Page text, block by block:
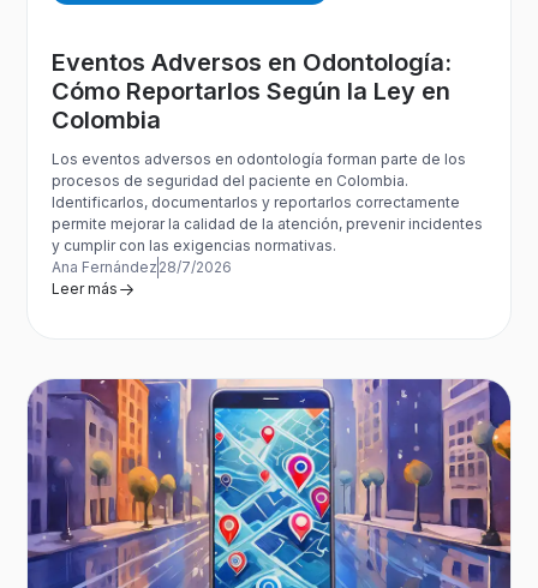
Eventos Adversos en Odontología:
Cómo Reportarlos Según la Ley en
Colombia
Los eventos adversos en odontología forman parte de los
procesos de seguridad del paciente en Colombia.
Identificarlos, documentarlos y reportarlos correctamente
permite mejorar la calidad de la atención, prevenir incidentes
y cumplir con las exigencias normativas.
Ana Fernández 28/7/2026
Leer más